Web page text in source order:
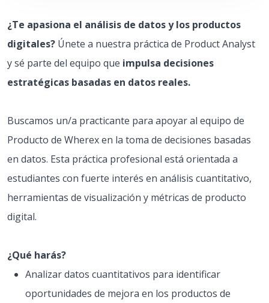
¿Te apasiona el análisis de datos y los productos
digitales? Únete a nuestra práctica de Product Analyst
y sé parte del equipo que impulsa decisiones
estratégicas basadas en datos reales.
Buscamos un/a practicante para apoyar al equipo de
Producto de Wherex en la toma de decisiones basadas
en datos. Esta práctica profesional está orientada a
estudiantes con fuerte interés en análisis cuantitativo,
herramientas de visualización y métricas de producto
digital.
¿Qué harás?
Analizar datos cuantitativos para identificar
oportunidades de mejora en los productos de